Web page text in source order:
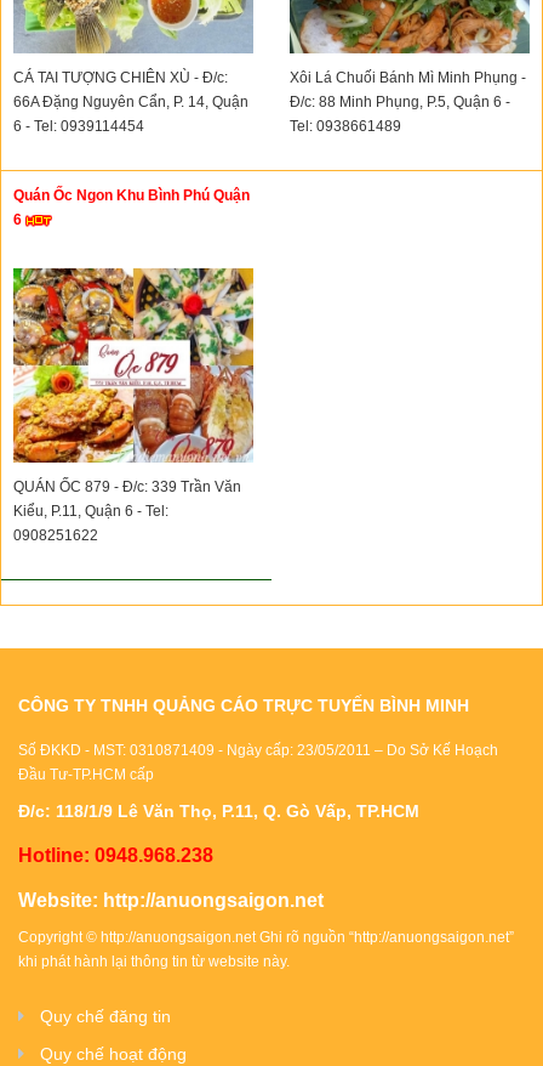
CÁ TAI TƯỢNG CHIÊN XÙ - Đ/c:
66A Đặng Nguyên Cẩn, P. 14, Quận
6 - Tel: 0939114454
Xôi Lá Chuối Bánh Mì Minh Phụng -
Đ/c: 88 Minh Phụng, P.5, Quận 6 -
Tel: 0938661489
Quán Ốc Ngon Khu Bình Phú Quận
6
QUÁN ỐC 879 - Đ/c: 339 Trần Văn
Kiểu, P.11, Quận 6 - Tel:
0908251622
CÔNG TY TNHH QUẢNG CÁO TRỰC TUYẾN BÌNH MINH
Số ĐKKD - MST: 0310871409 - Ngày cấp: 23/05/2011 – Do Sở Kế Hoạch
Đầu Tư-TP.HCM cấp
Đ/c: 118/1/9 Lê Văn Thọ, P.11, Q. Gò Vấp, TP.HCM
Hotline: 0948.968.238
Website: http://anuongsaigon.net
Copyright © http://anuongsaigon.netGhi rõ nguồn “http://anuongsaigon.net”
khi phát hành lại thông tin từ website này.
Quy chế đăng tin
Quy chế hoạt động